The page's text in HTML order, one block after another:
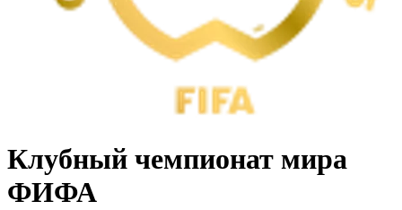
Клубный чемпионат мира
ФИФА